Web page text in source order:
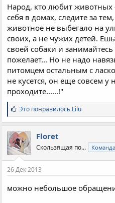
Народ, кто любит животных
себя в домах, следите за
животное не выбегало на
своих, а не чужих детей.
своей собаки и
пожелает... Но не надо
питомцем остальным с
не кусется, он еще совсем у
проходите......!"
С
и
м
п
а
т
и
:
Это понравилось Lilu
Floret
Скользящая по...
26 Дек 2013
можно небольшое